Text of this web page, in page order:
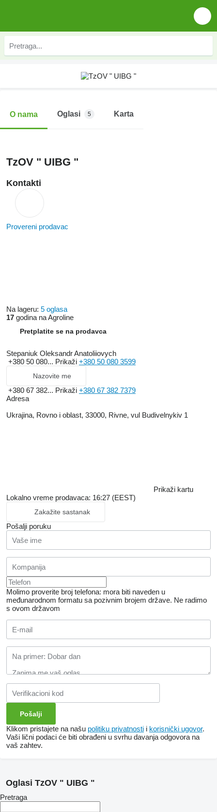
O nama Oglasi 5 Karta
TzOV " UIBG "
Kontakti
Provereni prodavac
Na lageru: 5 oglasa
17 godina na Agroline
Pretplatite se na prodavca
Stepaniuk Oleksandr Anatoliiovych
+380 50 080... Prikaži +380 50 080 3599
Nazovite me
+380 67 382... Prikaži +380 67 382 7379
Adresa
Ukrajina, Rovno i oblast, 33000, Rivne, vul Budivelnykiv 1
Prikaži kartu
Lokalno vreme prodavaca: 16:27 (EEST)
Zakažite sastanak
Pošalji poruku
Molimo proverite broj telefona: mora biti naveden u
međunarodnom formatu sa pozivnim brojem države. Ne radimo
s ovom državom
Klikom pristajete na našu politiku privatnosti i korisnički ugovor.
Vaši lični podaci će biti obrađeni u svrhu davanja odgovora na
vaš zahtev.
Oglasi TzOV " UIBG "
Pretraga